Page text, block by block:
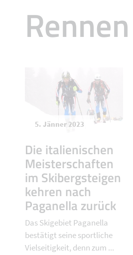
Rennen
5. Jänner 2023
Die italienischen
Meisterschaften
im Skibergsteigen
kehren nach
Paganella zurück
Das Skigebiet Paganella
bestätigt seine sportliche
Vielseitigkeit, denn zum ...